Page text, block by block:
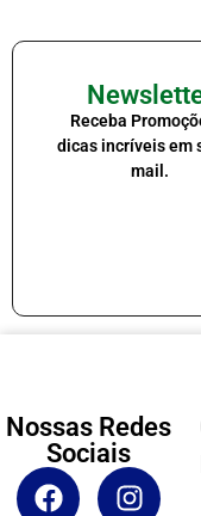
Receba
dicas incríveis em
mail.
Nossas Redes
Sociais